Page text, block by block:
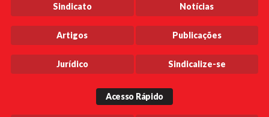
Sindicato Notícias
Artigos Publicações
Jurídico Sindicalize-se
Acesso Rápido